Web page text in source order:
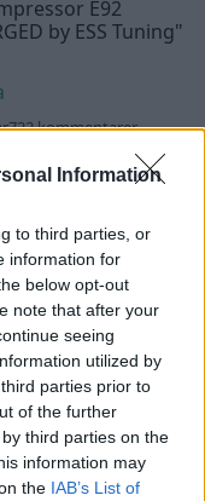
Information
to third parties, or
information for
below opt-out
note that after your
seeing
utilized by
parties prior to
of the further
third parties on the
information may
the IAB’s List of
E92
by ESS Tuning"
722 kommentarer
159 kommentarer
10 nov. 14
F40"(1987)
277 kommentarer
26 aug. 21